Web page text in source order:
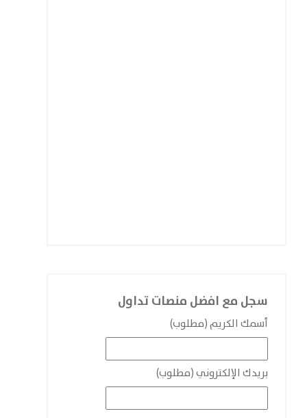
سجل مع افضل منصات تداول
أسمك الكريم (مطلوب)
بريدك الإلكتروني (مطلوب)